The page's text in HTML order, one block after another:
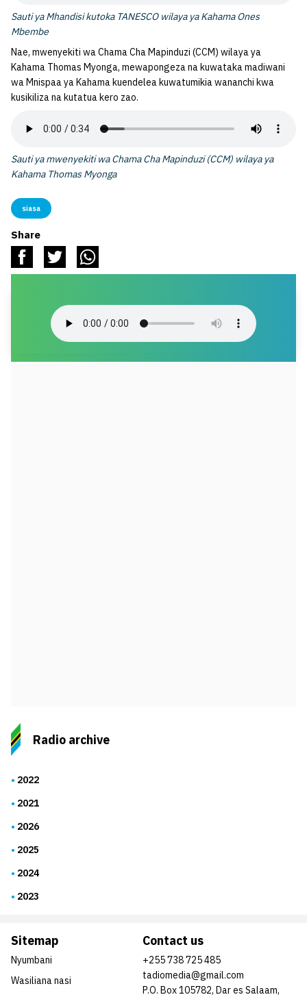
Sauti ya Mhandisi kutoka TANESCO wilaya ya Kahama Ones
Mbembe
Nae, mwenyekiti wa Chama Cha Mapinduzi (CCM) wilaya ya
Kahama Thomas Myonga, mewapongeza na kuwataka madiwani
wa Mnispaa ya Kahama kuendelea kuwatumikia wananchi kwa
kusikiliza na kutatua kero zao.
Sauti ya mwenyekiti wa Chama Cha Mapinduzi (CCM) wilaya ya
Kahama Thomas Myonga
siasa
Share
Radio archive
2022
2021
2026
2025
2024
2023
Sitemap
Nyumbani
Wasiliana nasi
Contact us
+255 738 725 485
tadiomedia@gmail.com
P.O. Box 105782, Dar es Salaam,